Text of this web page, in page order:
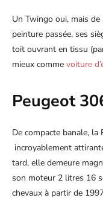
Un Twingo oui, mais
peinture passée, ses
toit ouvrant en tissu
mieux comme voiture
Peugeot
De compacte banale,
incroyablement
tard, elle demeure
son moteur 2 litres 16
chevaux à partir de